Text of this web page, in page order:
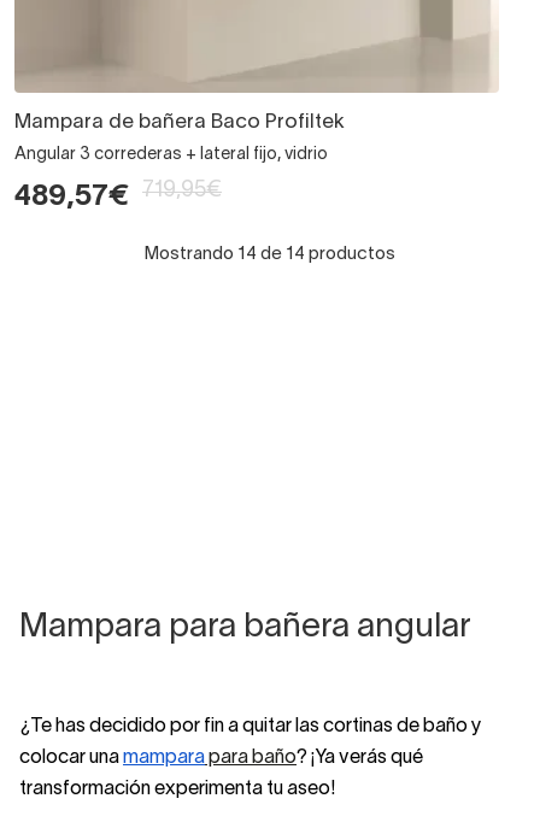
Mampara de bañera Baco Profiltek
Angular 3 correderas + lateral fijo, vidrio
489,57€ 719,95€
Mostrando 14 de 14 productos
Mampara para bañera angular
¿Te has decidido por fin a quitar las cortinas de baño y
colocar una mampara para baño? ¡Ya verás qué
transformación experimenta tu aseo!